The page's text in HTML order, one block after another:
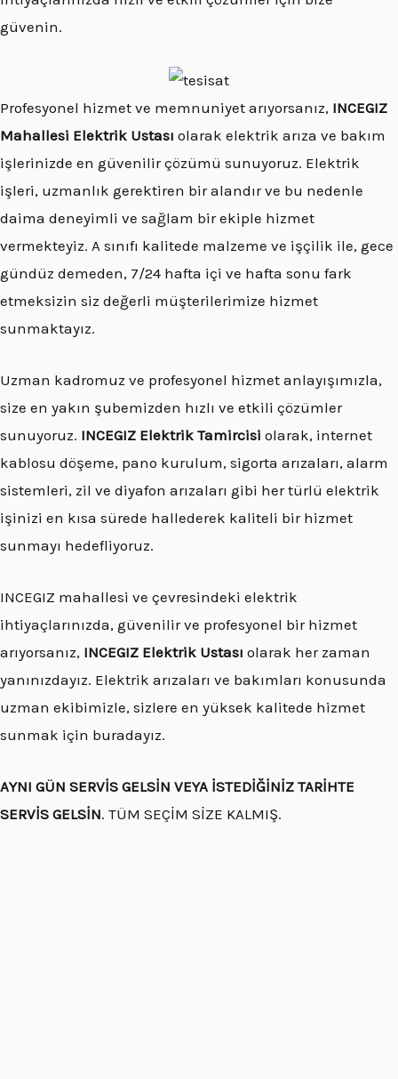
güvenin.
Profesyonel hizmet ve memnuniyet arıyorsanız, INCEGIZ
Mahallesi Elektrik Ustası olarak elektrik arıza ve bakım
işlerinizde en güvenilir çözümü sunuyoruz. Elektrik
işleri, uzmanlık gerektiren bir alandır ve bu nedenle
daima deneyimli ve sağlam bir ekiple hizmet
vermekteyiz. A sınıfı kalitede malzeme ve işçilik ile, gece
gündüz demeden, 7/24 hafta içi ve hafta sonu fark
etmeksizin siz değerli müşterilerimize hizmet
sunmaktayız.
Uzman kadromuz ve profesyonel hizmet anlayışımızla,
size en yakın şubemizden hızlı ve etkili çözümler
sunuyoruz. INCEGIZ Elektrik Tamircisi olarak, internet
kablosu döşeme, pano kurulum, sigorta arızaları, alarm
sistemleri, zil ve diyafon arızaları gibi her türlü elektrik
işinizi en kısa sürede hallederek kaliteli bir hizmet
sunmayı hedefliyoruz.
INCEGIZ mahallesi ve çevresindeki elektrik
ihtiyaçlarınızda, güvenilir ve profesyonel bir hizmet
arıyorsanız, INCEGIZ Elektrik Ustası olarak her zaman
yanınızdayız. Elektrik arızaları ve bakımları konusunda
uzman ekibimizle, sizlere en yüksek kalitede hizmet
sunmak için buradayız.
AYNI GÜN SERVİS GELSİN VEYA İSTEDİĞİNİZ TARİHTE
SERVİS GELSİN. TÜM SEÇİM SİZE KALMIŞ.